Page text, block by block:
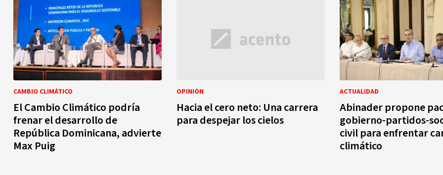
CAMBIO CLIMÁTICO
El Cambio Climático podría
frenar el desarrollo de
República Dominicana, advierte
Max Puig
OPINIÓN
Hacia el cero neto: Una carrera
para despejar los cielos
ACTUALIDAD
Abinader propone
gobierno-partidos-
civil para enfrentar
climático